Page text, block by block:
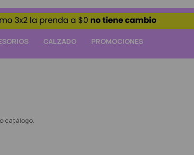
CALZADO PROMOCIONES
catálogo.